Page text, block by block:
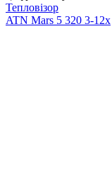
Тепловізор
ATN Mars 5 320 3-12x